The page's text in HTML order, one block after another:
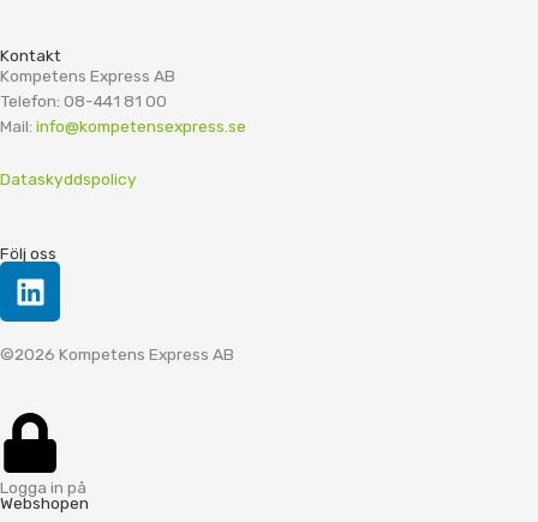
Kontakt
Kompetens Express AB
Telefon: 08-441 81 00
Mail: info@kompetensexpress.se
Dataskyddspolicy
Följ oss
L
i
k
d
n
©2026 Kompetens Express AB
Logga in på
Webshopen